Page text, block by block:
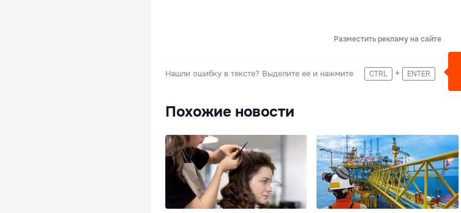
Разместить рекламу на сайте
Нашли ошибку в тексте? Выделите ее и нажмите CTRL + ENTER
Похожие новости